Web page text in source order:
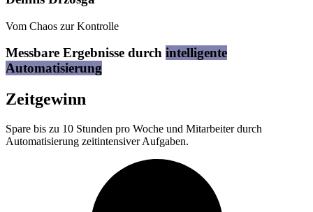
Vom Chaos zur Kontrolle
Messbare Ergebnisse durch intelligente
Automatisierung
Zeitgewinn
Spare bis zu 10 Stunden pro Woche und Mitarbeiter durch
Automatisierung zeitintensiver Aufgaben.